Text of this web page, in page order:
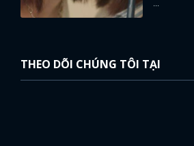
THEO DÕI CHÚNG TÔI TẠI